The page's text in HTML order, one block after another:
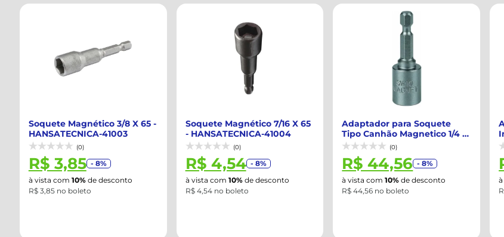
Soquete Magnético 3/8 X 65 -
HANSATECNICA-41003
(0)
R$ 3,85 - 8%
à vista com10%de desconto
R$ 3,85 no boleto
Soquete Magnético 7/16 X 65
- HANSATECNICA-41004
(0)
R$ 4,54 - 8%
à vista com10%de desconto
R$ 4,54 no boleto
Adaptador para Soquete
Tipo Canhão Magnetico 1/4 X
5/16 GEDO...(0)
R$ 44,56 - 8%
à vista com10%de desconto
R$ 44,56 no boleto
à